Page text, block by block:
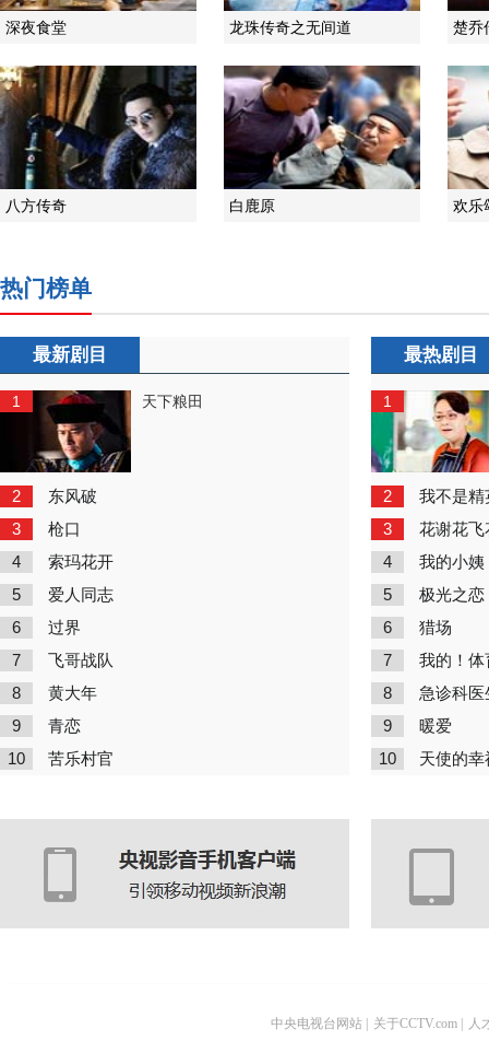
深夜食堂 龙珠传奇之无间道 楚乔
八方传奇 白鹿原 欢乐
热门榜单
最新剧目
1 天下粮田
2 东风破
3 枪口
4 索玛花开
5 爱人同志
6 过界
7 飞哥战队
8 黄大年
9 青恋
10 苦乐村官
最热剧目
1
2 我不是精
3 花谢花飞
4 我的小姨
5 极光之恋
6 猎场
7 我的！体
8 急诊科医
9 暖爱
10 天使的幸
中央电视台网站 关于CCTV.com 人